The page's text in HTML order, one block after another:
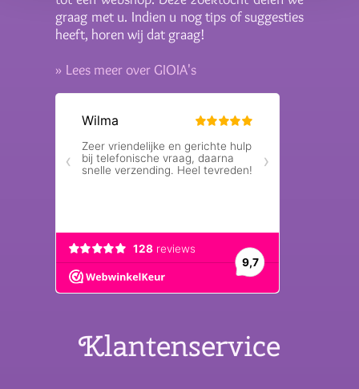
graag met u. Indien u nog tips of suggesties
heeft, horen wij dat graag!
» Lees meer over GIOIA's
Klantenservice